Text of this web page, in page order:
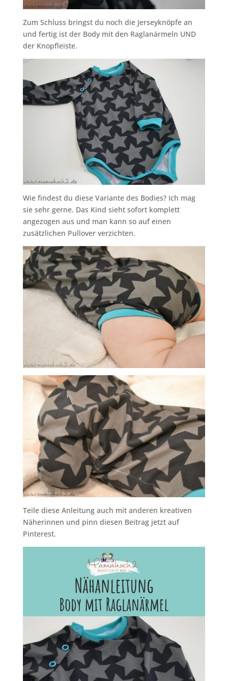
Zum Schluss bringst du noch die Jerseyknöpfe an
und fertig ist der Body mit den Raglanärmeln UND
der Knopfleiste.
Wie findest du diese Variante des Bodies? Ich mag
sie sehr gerne. Das Kind sieht sofort komplett
angezogen aus und man kann so auf einen
zusätzlichen Pullover verzichten.
Teile diese Anleitung auch mit anderen kreativen
Näherinnen und pinn diesen Beitrag jetzt auf
Pinterest.